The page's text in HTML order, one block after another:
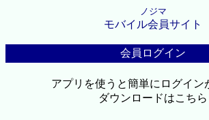
ノジマ
モバイル会員サイト
会員ログイン
アプリを使うと簡単にログイン
ダウンロードはこちら